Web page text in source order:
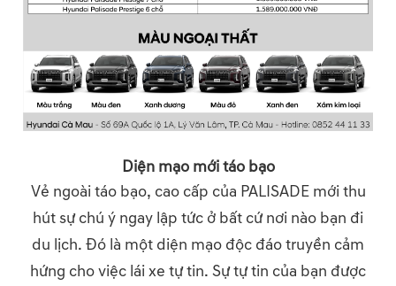
Diện mạo mới táo bạo
Vẻ ngoài táo bạo, cao cấp của PALISADE mới thu
hút sự chú ý ngay lập tức ở bất cứ nơi nào bạn đi
du lịch. Đó là một diện mạo độc đáo truyền cảm
hứng cho việc lái xe tự tin. Sự tự tin của bạn được